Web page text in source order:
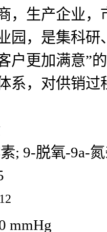
，生产企业
园，是集科
户更加满意”
系，对供销
; 9-脱氧-9a-
12
mmHg